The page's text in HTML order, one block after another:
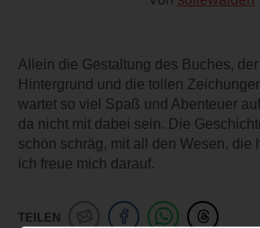
Allein die Gestaltung des Buches,
Hintergrund und die tollen
wartet so viel Spaß und Abenteuer
da nicht mit dabei sein. Die
schön schräg, mit all den Wesen, die
ich freue mich darauf.
TEILEN